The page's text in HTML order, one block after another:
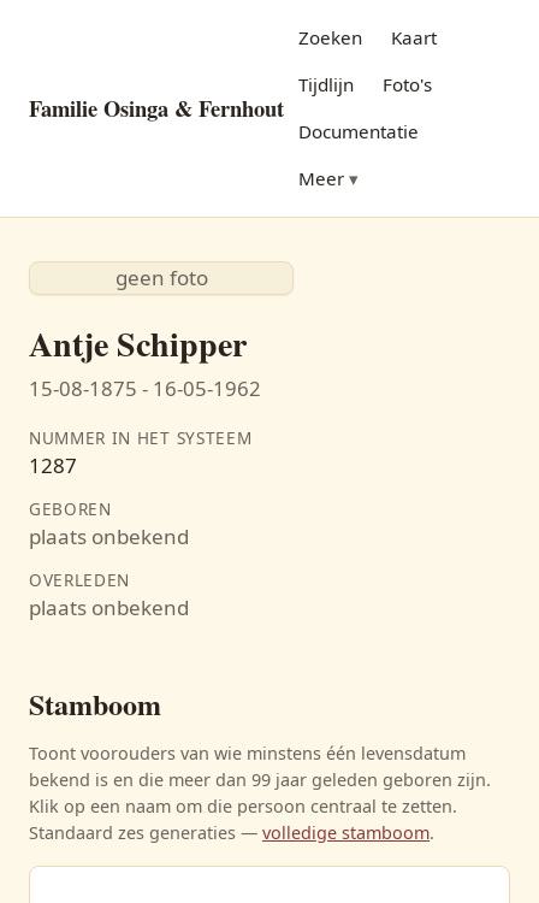
Familie Osinga & Fernhout
Zoeken
Kaart
Tijdlijn
Foto's
Documentatie
Meer
geen foto
Antje Schipper
15-08-1875 - 16-05-1962
NUMMER IN HET SYSTEEM
1287
GEBOREN
plaats onbekend
OVERLEDEN
plaats onbekend
Stamboom
Toont voorouders van wie minstens één levensdatum
bekend is en die meer dan 99 jaar geleden geboren zijn.
Klik op een naam om die persoon centraal te zetten.
Standaard zes generaties — volledige stamboom.